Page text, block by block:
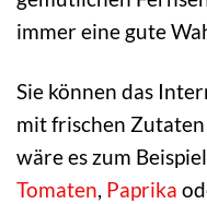
immer eine gute
Sie können das
mit frischen
wäre es zum
Tomaten, Paprika